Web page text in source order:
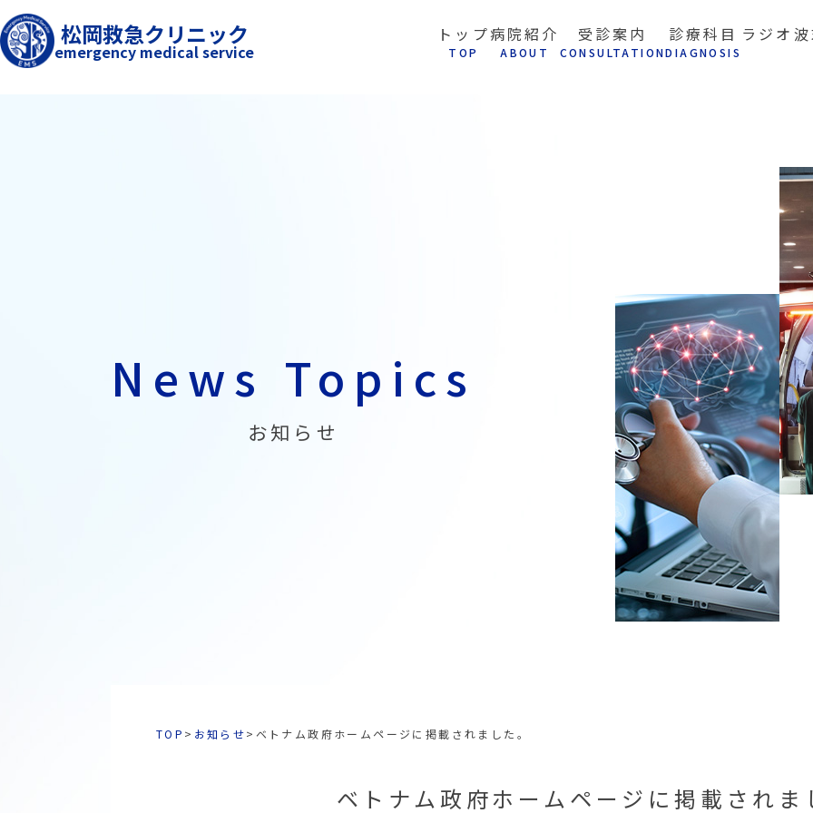
松岡救急クリニック
emergency medical service
トップ
T OP
病院紹介
ABOUT
受診案内
CONSULTATION
診療科目
D IAGNOSIS
ラジオ
News Topics
お知らせ
TOP > お知らせ> ベトナム政府ホームページに掲載されました。
ベトナム政府ホームページに掲載されま